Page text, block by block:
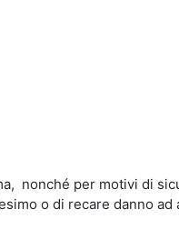
nonché per motivi di
o di recare danno